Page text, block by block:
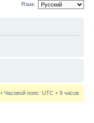
Язык:
• Часовой пояс: UTC + 9 часов